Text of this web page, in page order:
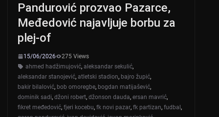
Pandurović prozvao Pazarce,
Međedović najavljuje borbu za
plej-of
15/06/2026
275 Views
ahmed hadžimujović, aleksandar sekulić,
aleksandar stanojević, atletski stadion, bajro župić,
bakir bilalović, bob omoregbe, bogdan matijašević,
dominik sadi, džoni robert, džonson dauda, ersan mavrić,
fikret međedović, fjeri kocebu, fk novi pazar, fk partizan, fudbal,